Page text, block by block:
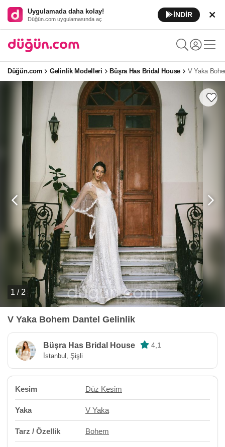
Uygulamada daha kolay!
Düğün.com uygulamasında aç
İNDİR
Düğün.com Gelinlik Modelleri Büşra Has Bridal House V Yaka
1 / 2
V Yaka Bohem Dantel Gelinlik
Büşra Has Bridal House 4,1
İstanbul, Şişli
Kesim Düz Kesim
Yaka V Yaka
Tarz / Özellik Bohem